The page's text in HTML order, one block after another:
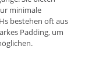
minimale
bestehen oft aus
Padding, um